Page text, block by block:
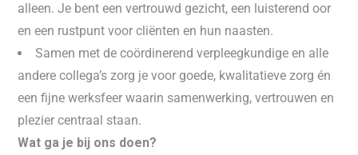
alleen. Je bent een vertrouwd gezicht, een luisterend oor
en een rustpunt voor cliënten en hun naasten.
Samen met de coördinerend verpleegkundige en alle
andere collega’s zorg je voor goede, kwalitatieve zorg én
een fijne werksfeer waarin samenwerking, vertrouwen en
plezier centraal staan.
Wat ga je bij ons doen?